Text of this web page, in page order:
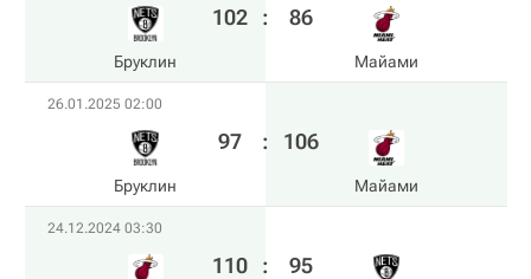
Бруклин
102 : 86
Майами
26.01.2025 02:00
Бруклин
97 : 106
Майами
24.12.2024 03:30
110 : 95